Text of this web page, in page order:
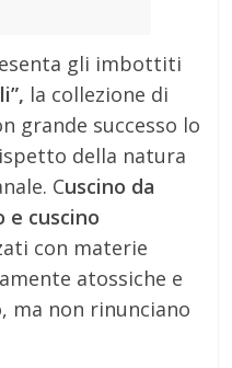
gli imbottiti
la collezione di
grande successo lo
della natura
Cuscino da
cuscino
con materie
atossiche e
ma non rinunciano